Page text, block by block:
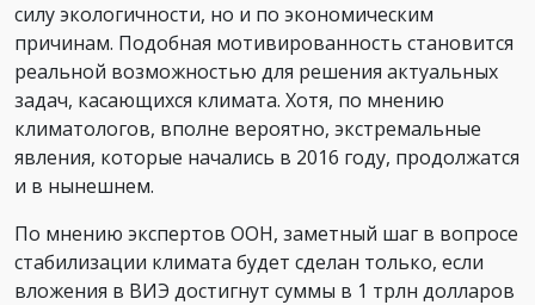
силу экологичности, но и по экономическим
причинам. Подобная мотивированность становится
реальной возможностью для решения актуальных
задач, касающихся климата. Хотя, по мнению
климатологов, вполне вероятно, экстремальные
явления, которые начались в 2016 году, продолжатся
и в нынешнем.
По мнению экспертов ООН, заметный шаг в вопросе
стабилизации климата будет сделан только, если
вложения в ВИЭ достигнут суммы в 1 трлн долларов